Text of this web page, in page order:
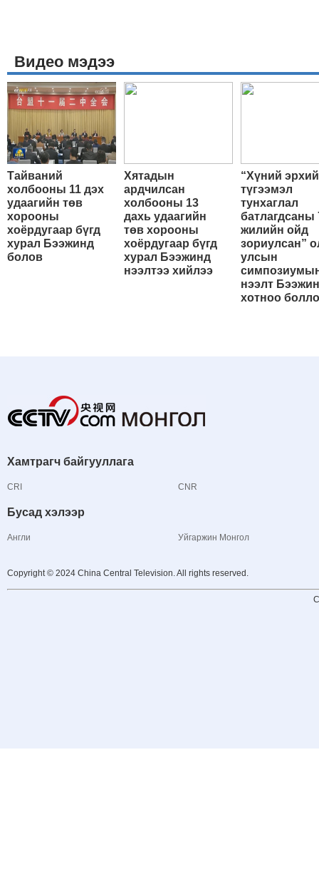
Видео мэдээ
Тайваний
холбооны 11 дэх
удаагийн төв
хорооны
хоёрдугаар бүгд
хурал Бээжинд
болов
Хятадын
ардчилсан
холбооны 13
дахь удаагийн
төв хорооны
хоёрдугаар бүгд
хурал Бээжинд
нээлтээ хийлээ
“Хүний
түгээмэл
тунхаглал
батлагдсаны
жилийн ойд
зориулсан”
улсын
нээлт Бээжин
хотноо
Хамтрагч байгууллага
CRI CNR
Бусад хэлээр
Англи Уйгаржин Монгол
Copyright © 2024 China Central Television. All rights reserved.